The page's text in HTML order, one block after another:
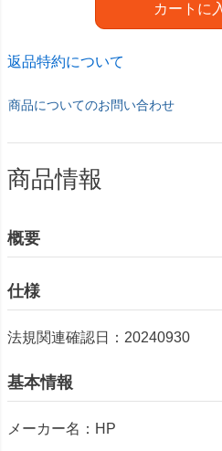
カートに
返品特約について
商品についてのお問い合わせ
商品情報
概要
仕様
法規関連確認日：20240930
基本情報
メーカー名：HP